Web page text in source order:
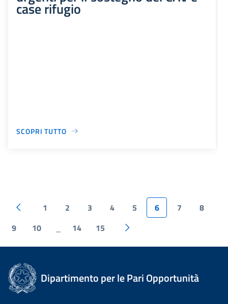
case rifugio
SCOPRI TUTTO
1 2 3 4 5 6 7
8
9
10 ... 14 15
Dipartimento per le Pari Opportunità